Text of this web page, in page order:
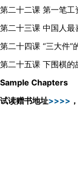
第二十二课 第一笔工
第二十三课 中国人最
第二十四课 “三大件”
第二十五课 下围棋的
Sample Chapters
试读赠书地址>>>>